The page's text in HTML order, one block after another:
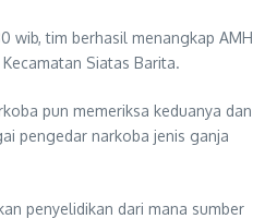
wib, tim berhasil menangkap AMH
Siatas Barita.
pun memeriksa keduanya dan
pengedar narkoba jenis ganja
penyelidikan dari mana sumber